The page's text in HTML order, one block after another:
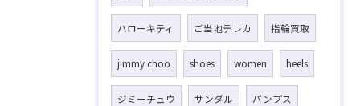
ハローキティ ご当地テレカ 指輪買取
jimmy choo shoes women heels
ジミーチュウ サンダル パンプス